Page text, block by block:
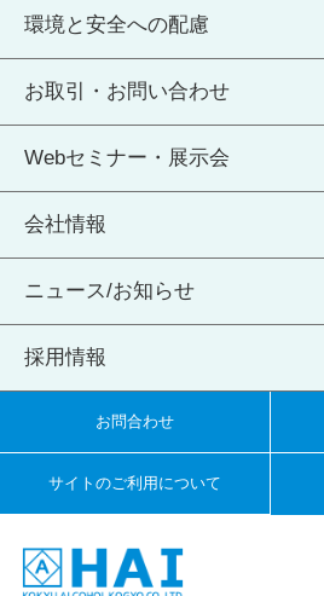
環境と安全への配慮
お取引・お問い合わせ
Webセミナー・展示会
会社情報
ニュース/お知らせ
採用情報
お問合わせ
サイトのご利用について